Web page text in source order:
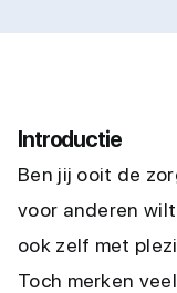
Introductie
Ben jij ooit de
voor anderen
ook zelf met
Toch merken